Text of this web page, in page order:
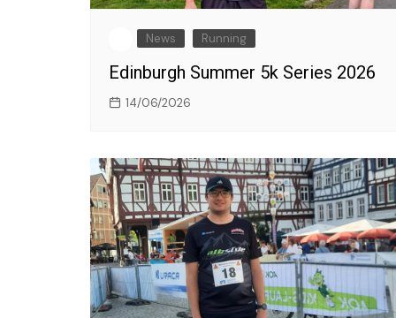
News Running
Edinburgh Summer 5k Series 2026
14/06/2026